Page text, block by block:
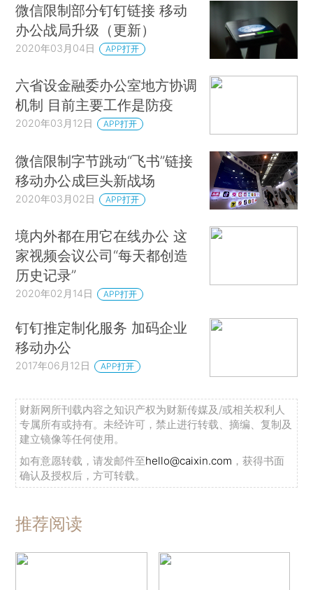
微信限制部分钉钉链接 移动
办公战局升级（更新）
2020年03月04日 APP打开
六省设金融委办公室地方协调
机制 目前主要工作是防疫
2020年03月12日 APP打开
微信限制字节跳动“飞书”链接
移动办公成巨头新战场
2020年03月02日 APP打开
境内外都在用它在线办公 这
家视频会议公司“每天都创造
历史记录”
2020年02月14日 APP打开
钉钉推定制化服务 加码企业
移动办公
2017年06月12日 APP打开
财新网所刊载内容之知识产权为财新传媒及/或相关权利人
专属所有或持有。未经许可，禁止进行转载、摘编、复制及
建立镜像等任何使用。
如有意愿转载，请发邮件至hello@caixin.com ，获得书面
确认及授权后，方可转载。
推荐阅读